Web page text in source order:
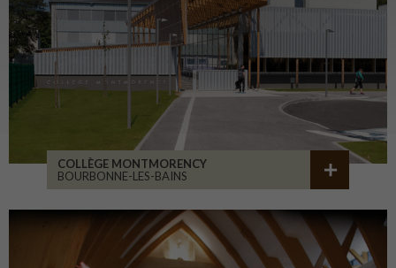
COLLÈGE MONTMORENCY
BOURBONNE-LES-BAINS